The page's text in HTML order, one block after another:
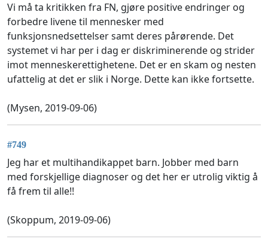
Vi må ta kritikken fra FN, gjøre positive endringer og
forbedre livene til mennesker med
funksjonsnedsettelser samt deres pårørende. Det
systemet vi har per i dag er diskriminerende og strider
imot menneskerettighetene. Det er en skam og nesten
ufattelig at det er slik i Norge. Dette kan ikke fortsette.
(Mysen, 2019-09-06)
#749
Jeg har et multihandikappet barn. Jobber med barn
med forskjellige diagnoser og det her er utrolig viktig å
få frem til alle!!
(Skoppum, 2019-09-06)